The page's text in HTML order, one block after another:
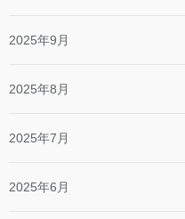
2025年9月
2025年8月
2025年7月
2025年6月